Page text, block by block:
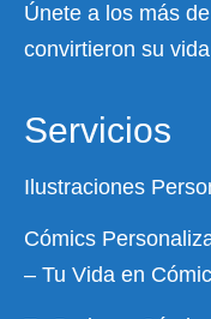
Únete a los más
convirtieron su
Servicios
Ilustraciones
Cómics
– Tu Vida en Cómic